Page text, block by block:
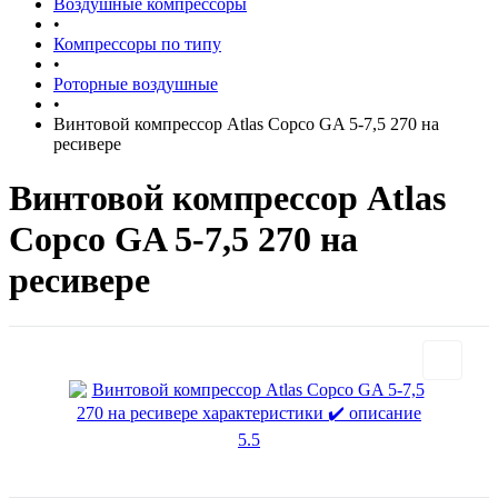
Воздушные компрессоры
•
Компрессоры по типу
•
Роторные воздушные
•
Винтовой компрессор Atlas Copco GA 5-7,5 270 на
ресивере
Винтовой компрессор Atlas
Copco GA 5-7,5 270 на
ресивере